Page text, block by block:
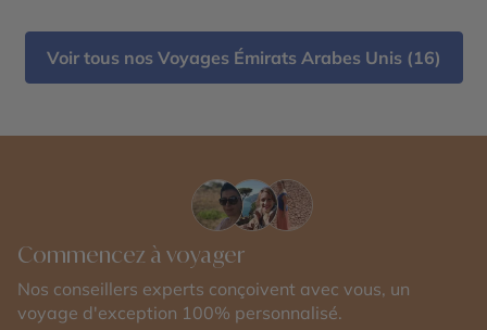
Historical District - Dubai Miracle Garden - The
Frame - Palm Jumeirah - Dubaï Mall & Fontaine de
Dubaï - Wadi Ghalilah - Al Zorah Nature Reserve -
- Al Ain Oasis - Saadiyat Island
Voir tous nos Voyages Émirats Arabes Unis (16)
Commencez à voyager
Nos conseillers experts conçoivent avec vous, un
voyage d'exception 100% personnalisé.